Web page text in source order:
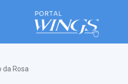
da Rosa